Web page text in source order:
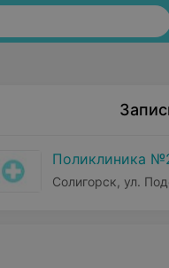
Поликлиника
Солигорск, ул.